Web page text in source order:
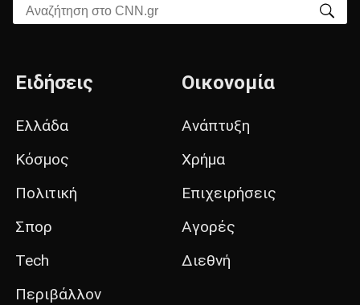
Αναζήτηση στο CNN.gr
Ειδήσεις
Ελλάδα
Κόσμος
Πολιτική
Σπορ
Tech
Περιβάλλον
Οικονομία
Ανάπτυξη
Χρήμα
Επιχειρήσεις
Αγορές
Διεθνή